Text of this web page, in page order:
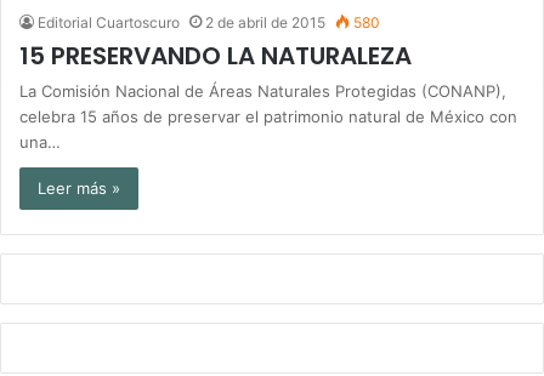
Editorial Cuartoscuro 2 de abril de 2015 580
15 PRESERVANDO LA NATURALEZA
La Comisión Nacional de Áreas Naturales Protegidas (CONANP),
celebra 15 años de preservar el patrimonio natural de México con
una…
Leer más »